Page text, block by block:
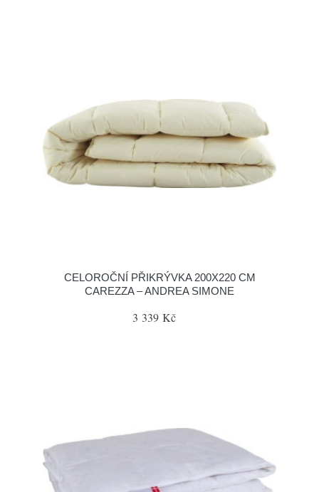
CELOROČNÍ PŘIKRÝVKA 200X220 CM
CAREZZA – ANDREA SIMONE
3 339 Kč